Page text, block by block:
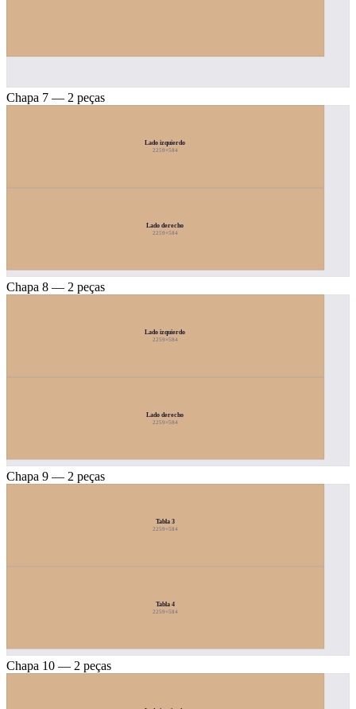
Chapa 7 — 2 peças
Lado izquierdo
2259×584
Lado derecho
2259×584
Chapa 8 — 2 peças
Lado izquierdo
2259×584
Lado derecho
2259×584
Chapa 9 — 2 peças
Tabla 3
2259×584
Tabla 4
2259×584
Chapa 10 — 2 peças